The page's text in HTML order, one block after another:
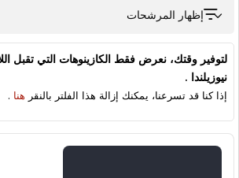
إظهار المرشحات
لتوفير وقتك، نعرض فقط الكازينوهات التي تقبل
نيوزيلندا.
إذا كنا قد تسرعنا، يمكنك إزالة هذا الفلتر بالنقر هنا.